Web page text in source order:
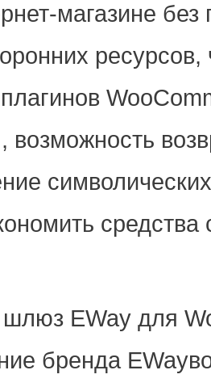
магазине без
возможность
EWay для
бренда